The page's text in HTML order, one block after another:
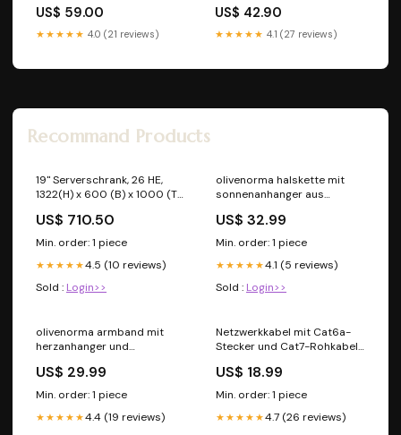
x 105
US$ 59.00
★★★★★ 4.0 (21 reviews)
US$ 42.90
★★★★★ 4.1 (27 reviews)
Recommand Products
19" Serverschrank, 26 HE,
1322(H) x 600 (B) x 1000 (T)
US$ 710.50
Min. order: 1 piece
★★★★★4.5 (10 reviews)
Sold : Login>>
olivenorma halskette mit
sonnenanhanger aus
Material:Bildjaspis und
Agalmatolith
US$ 32.99
Min. order: 1 piece
★★★★★4.1 (5 reviews)
Sold : Login>>
olivenorma armband mit
herzanhanger und
Stil:Amethyst
US$ 29.99
Min. order: 1 piece
★★★★★4.4 (19 reviews)
Netzwerkkabel mit Cat6a-
Stecker und Cat7-Rohkabel,
US$ 18.99
Min. order: 1 piece
★★★★★4.7 (26 reviews)